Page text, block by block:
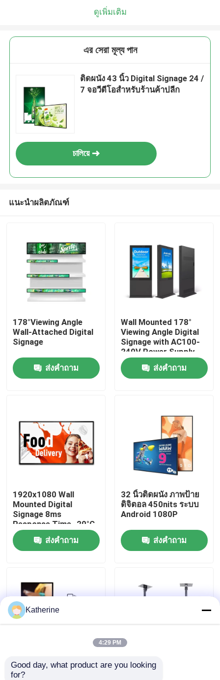
ผลิตภัณฑ์
วิดีโอ
ทัวร์โรงงาน
ควบคุมคุณภาพ
ติดต่อเรา
ข่าว
Shopping Online
ดูเพิ่มเติม
এর সেরা মূল্য পান
ติดผนัง 43 นิ้ว Digital Signage 24 /
7 จอวีดีโอสําหรับร้านค้าปลีก
চালিয়ে
แนะนำผลิตภัณฑ์
178°Viewing Angle
Wall-Attached Digital
Signage
ส่งคำถาม
Wall Mounted 178°
Viewing Angle Digital
Signage with AC100-
240V Power Supply
ส่งคำถาม
1920x1080 Wall
Mounted Digital
Signage 8ms
Response Time -20°C
To 50°C Operating
Temperatureส่งคำถาม
32 นิ้วติดผนัง ภาพป้าย
ดิจิตอล 450nits ระบบ
Android 1080P
ส่งคำถาม
หน้าจอขนาดใหญ่ 43 นิ้ว
Andorid หน้าจอสัมผัส
43 นิ้ว 178° มุมมอง ป้าย
Katherine
4:29 PM
Good day, what product are you looking
for?